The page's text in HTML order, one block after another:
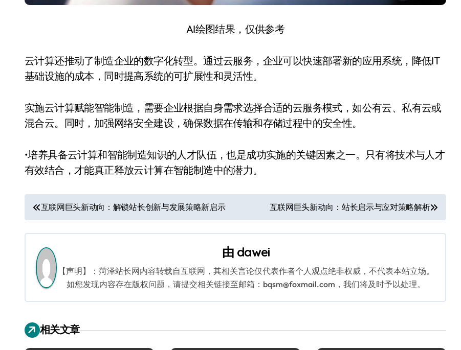
AI绘图结果，仅供参考
云计算还推动了制造企业的数字化转型。通过云服务，企业可以快速部署新的应用系统，降低IT
基础设施的成本，同时提高系统的可扩展性和灵活性。
实施云计算赋能智能制造，需要企业根据自身需求选择合适的云服务模式，如公有云、私有云或
混合云。同时，加强网络安全建设，确保数据在传输和存储过程中的安全性。
•培养具备云计算和智能制造知识的人才队伍，也是成功实施的关键因素之一。只有将技术与人才
有效结合，才能真正释放云计算在智能制造中的潜力。
文
章
导
航
互联网巨头新动向：解锁站长创新与发展策略新启示 互联网巨头新动向：站长启示与应对策略解析
由 dawei
【声明】：菏泽站长网内容转载自互联网，其相关言论仅代表作者个人观点绝非权威，不代表本站立场。
如您发现内容存在版权问题，请提交相关链接至邮箱：bqsm@foxmail.com，我们将及时予以处理。
相关文章